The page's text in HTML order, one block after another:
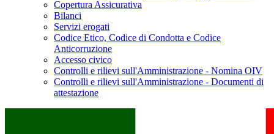
Copertura Assicurativa
Bilanci
Servizi erogati
Codice Etico, Codice di Condotta e Codice
Anticorruzione
Accesso civico
Controlli e rilievi sull'Amministrazione - Nomina OIV
Controlli e rilievi sull'Amministrazione - Documenti di
attestazione